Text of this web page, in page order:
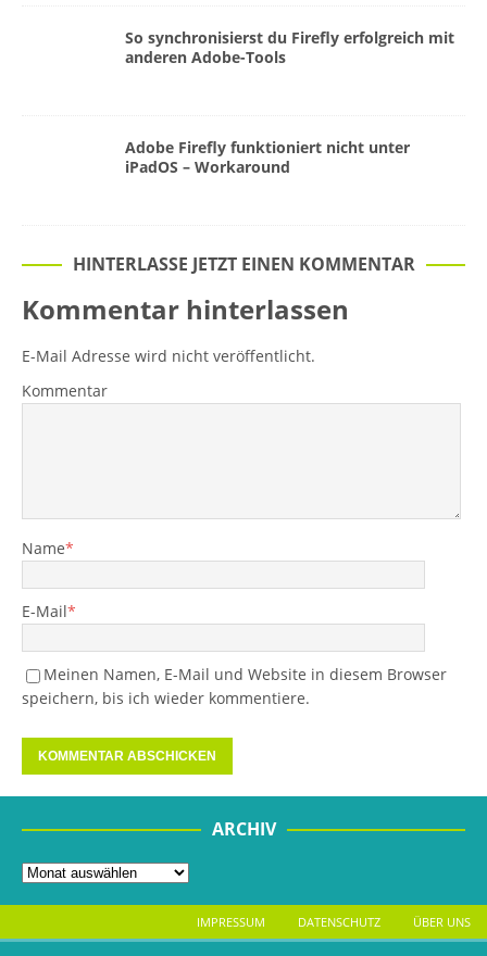
So synchronisierst du Firefly erfolgreich mit
anderen Adobe-Tools
Adobe Firefly funktioniert nicht unter
iPadOS – Workaround
HINTERLASSE JETZT EINEN KOMMENTAR
Kommentar hinterlassen
E-Mail Adresse wird nicht veröffentlicht.
Kommentar
Name*
E-Mail*
Meinen Namen, E-Mail und Website in diesem Browser
speichern, bis ich wieder kommentiere.
ARCHIV
IMPRESSUM DATENSCHUTZ ÜBER UNS